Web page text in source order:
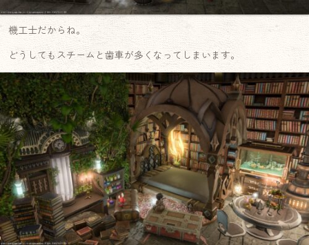
機工士だからね。
どうしてもスチームと歯車が多くなってしまいます。